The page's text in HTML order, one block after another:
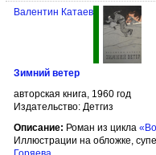
Валентин Катаев
Зимний ветер
авторская книга, 1960 год
Издательство: Детгиз
Описание: Роман из цикла
Иллюстрации на обложке,